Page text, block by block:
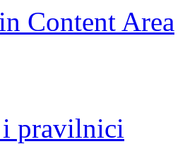
Content Area
i pravilnici